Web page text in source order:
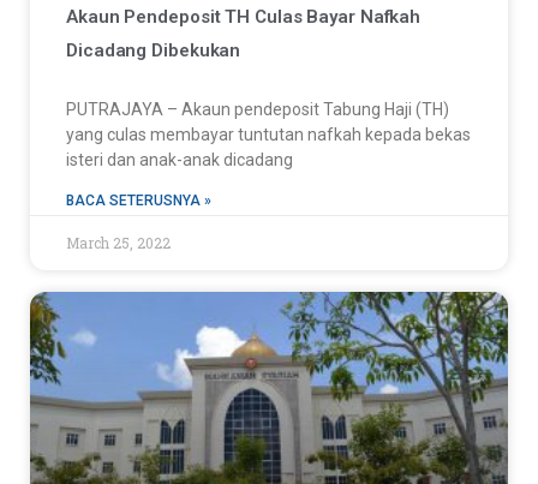
Akaun Pendeposit TH Culas Bayar Nafkah
Dicadang Dibekukan
PUTRAJAYA – Akaun pendeposit Tabung Haji (TH)
yang culas membayar tuntutan nafkah kepada bekas
isteri dan anak-anak dicadang
BACA SETERUSNYA »
March 25, 2022